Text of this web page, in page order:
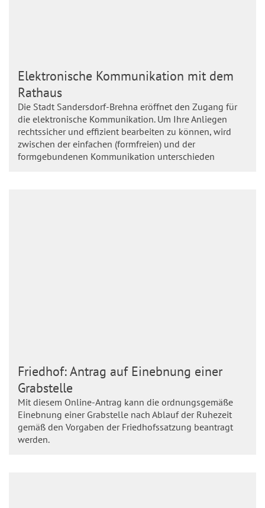
Elektronische Kommunikation mit dem
Rathaus
Die Stadt Sandersdorf-Brehna eröffnet den Zugang für
die elektronische Kommunikation. Um Ihre Anliegen
rechtssicher und effizient bearbeiten zu können, wird
zwischen der einfachen (formfreien) und der
formgebundenen Kommunikation unterschieden
Friedhof: Antrag auf Einebnung einer
Grabstelle
Mit diesem Online-Antrag kann die ordnungsgemäße
Einebnung einer Grabstelle nach Ablauf der Ruhezeit
gemäß den Vorgaben der Friedhofssatzung beantragt
werden.